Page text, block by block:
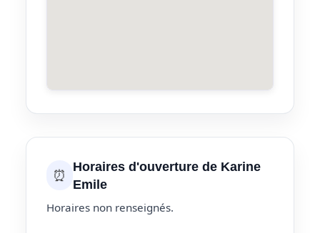
⏰
Horaires d'ouverture de Karine
Emile
Horaires non renseignés.